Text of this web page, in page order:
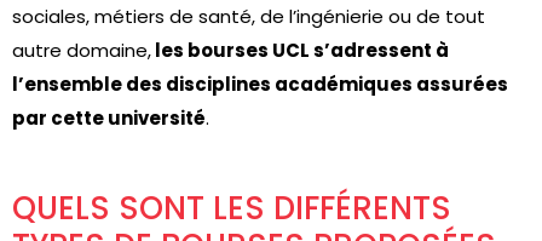
sociales, métiers de santé, de l’ingénierie ou de tout
autre domaine,les bourses UCL s’adressent à
l’ensemble des disciplines académiques assurées
par cette université.
QUELS SONT LES DIFFÉRENTS